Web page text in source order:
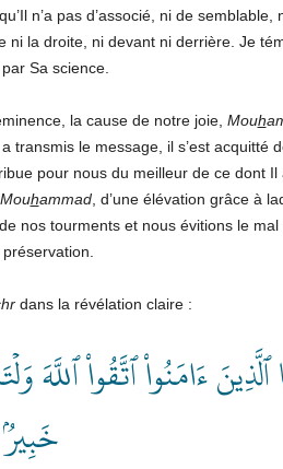
n’a pas d’associé, ni de semblable,
ni la droite, ni devant ni derrière. Je
Sa science.
la cause de notre joie, Mouh
transmis le message, il s’est acquitté
pour nous du meilleur de ce dont Il
Mouhammad, d’une élévation grâce à
nos tourments et nous évitions le mal
dans la révélation claire :
ٱلَّذِينَ ءَامَنُواْ ٱتَّقُواْ